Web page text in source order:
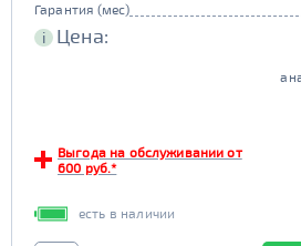
Гарантия (мес)
i Цена:
Выгода на обслуживании от
600 руб.*
есть в наличии